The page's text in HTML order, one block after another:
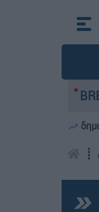
φωτιά τη
┋